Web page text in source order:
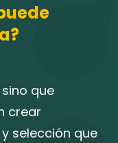
que
crear
selección que